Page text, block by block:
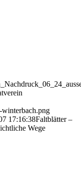
winterbach.png
17:16:38Faltblätter –
Wege